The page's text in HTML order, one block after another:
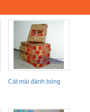
Cát mài đánh bóng